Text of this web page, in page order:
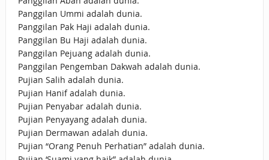
Panggilan Ummi adalah dunia.
Panggilan Pak Haji adalah dunia.
Panggilan Bu Haji adalah dunia.
Panggilan Pejuang adalah dunia.
Panggilan Pengemban Dakwah adalah dunia.
Pujian Salih adalah dunia.
Pujian Hanif adalah dunia.
Pujian Penyabar adalah dunia.
Pujian Penyayang adalah dunia.
Pujian Dermawan adalah dunia.
Pujian “Orang Penuh Perhatian” adalah dunia.